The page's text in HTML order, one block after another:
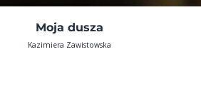
Moja dusza
Kazimiera Zawistowska